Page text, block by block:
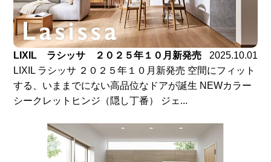
LIXIL ラシッサ ２０２５年１０月新発売
2025.10.01
LIXIL ラシッサ ２０２５年１０月新発売 空間にフィット
する、いままでにない高品位なドアが誕生 NEWカラー
シークレットヒンジ（隠し丁番） ジェ...